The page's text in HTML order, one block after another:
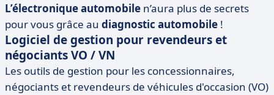
L’électronique automobile n’aura plus de secrets
pour vous grâce au diagnostic automobile !
Logiciel de gestion pour revendeurs et
négociants VO / VN
Les outils de gestion pour les concessionnaires,
négociants et revendeurs de véhicules d'occasion (VO)